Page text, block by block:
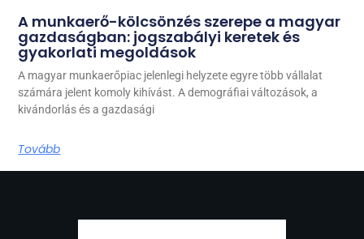
A munkaerő-kölcsönzés szerepe a magyar
gazdaságban: jogszabályi keretek és
gyakorlati megoldások
A magyar munkaerőpiac jelenlegi helyzete egyre több vállalat
számára jelent komoly kihívást. A demográfiai változások, a
kivándorlás és a gazdasági
Tovább